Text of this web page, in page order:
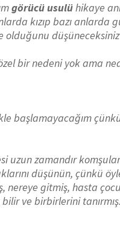
görücü usulühikaye
kızıp bazı anlarda
bir nedeni yok ama
başlamayacağım
uzun zamandır
düşünün, çünkü
gitmiş, hasta
ve birbirlerini